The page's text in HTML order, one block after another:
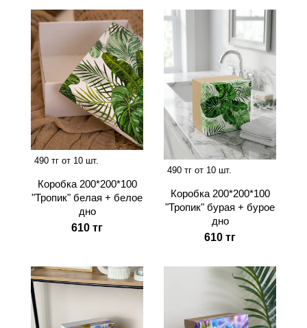
490 тг от 10 шт.
Коробка 200*200*100
"Тропик" белая + белое
дно
610 тг
490 тг от 10 шт.
Коробка 200*200*100
"Тропик" бурая + бурое
дно
610 тг